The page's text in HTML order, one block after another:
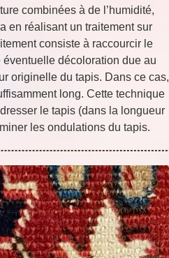
combinées à de l’humidité,
en réalisant un traitement sur
consiste à raccourcir le
décoloration due au
originelle du tapis. Dans ce cas,
long. Cette technique
le tapis (dans la longueur
les ondulations du tapis.